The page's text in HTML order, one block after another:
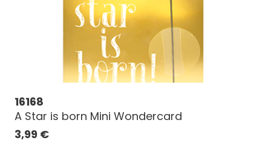
16168
A Star is born Mini Wondercard
3,99 €